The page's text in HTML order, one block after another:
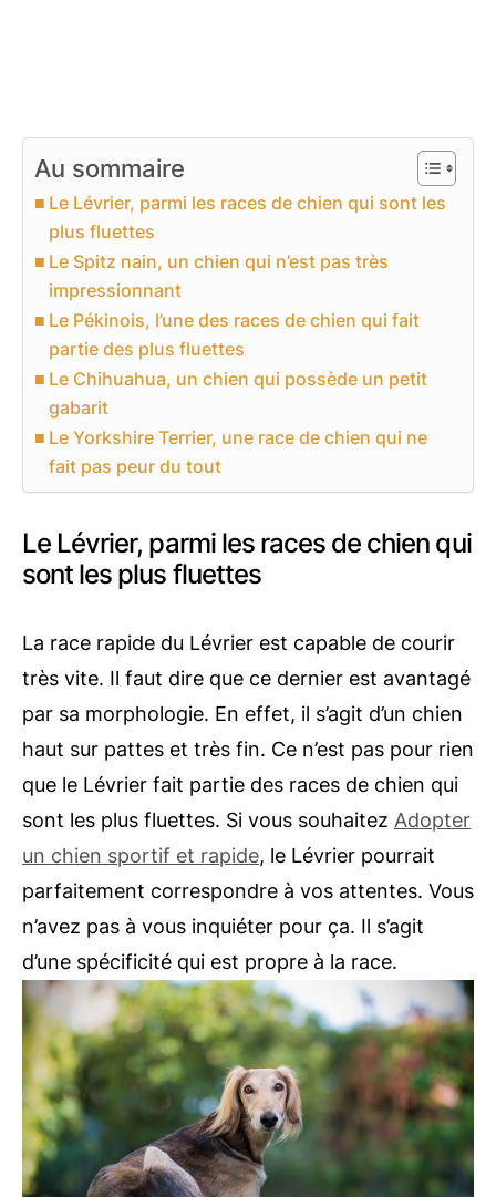
Au sommaire
Le Lévrier, parmi les races de chien qui sont les
plus fluettes
Le Spitz nain, un chien qui n’est pas très
impressionnant
Le Pékinois, l’une des races de chien qui fait
partie des plus fluettes
Le Chihuahua, un chien qui possède un petit
gabarit
Le Yorkshire Terrier, une race de chien qui ne
fait pas peur du tout
Le Lévrier, parmi les races de chien qui
sont les plus fluettes
La race rapide du Lévrier est capable de courir
très vite. Il faut dire que ce dernier est avantagé
par sa morphologie. En effet, il s’agit d’un chien
haut sur pattes et très fin. Ce n’est pas pour rien
que le Lévrier fait partie des races de chien qui
sont les plus fluettes. Si vous souhaitez Adopter
un chien sportif et rapide, le Lévrier pourrait
parfaitement correspondre à vos attentes. Vous
n’avez pas à vous inquiéter pour ça. Il s’agit
d’une spécificité qui est propre à la race.